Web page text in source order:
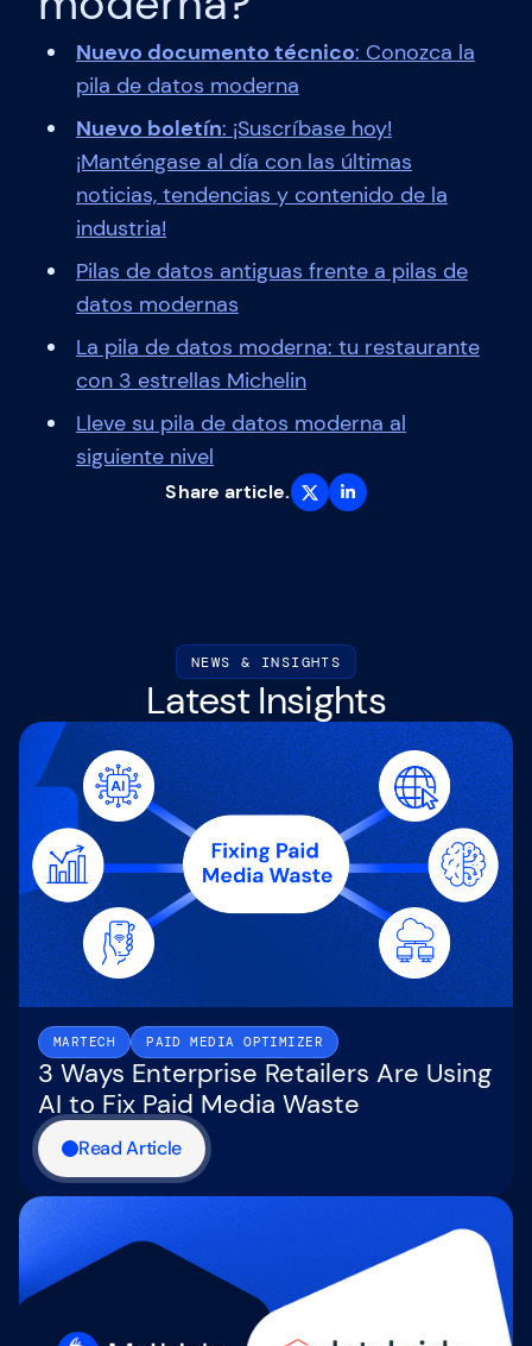
Nuevo documento técnico: Conozca la
pila de datos moderna
Nuevo boletín: ¡Suscríbase hoy!
¡Manténgase al día con las últimas
noticias, tendencias y contenido de la
industria!
Pilas de datos antiguas frente a pilas de
datos modernas
La pila de datos moderna: tu restaurante
con 3 estrellas Michelin
Lleve su pila de datos moderna al
siguiente nivel
Share article.
NEWS & INSIGHTS
Latest Insights
MARTECH PAID MEDIA OPTIMIZER
3 Ways Enterprise Retailers Are Using
AI to Fix Paid Media Waste
Read Article